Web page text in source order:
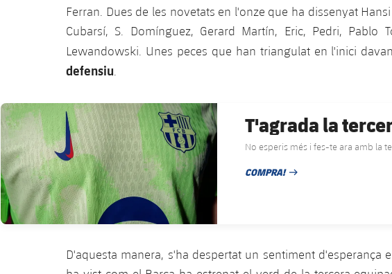
Ferran. Dues de les novetats en l'onze que ha dissenyat
Cubarsí, S. Domínguez, Gerard Martín, Eric, Pedri, Pablo
Lewandowski. Unes peces que han triangulat en l'inici
defensiu
FC Barcelona club badge
T'agrada la
No esperis més i fes-te ara amb la
COMPRA!
DATA DE PUBLICACIÓ
D'aquesta manera, s'ha despertat un sentiment d'esperança